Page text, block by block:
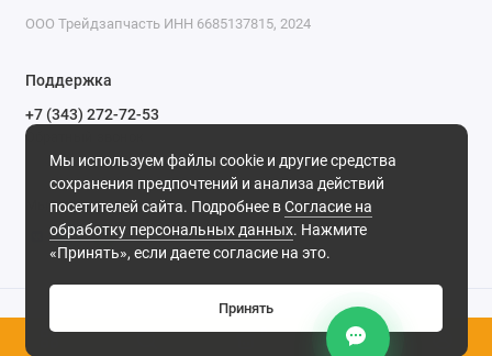
0
Мы используем файлы cookie и другие средства
сохранения предпочтений и анализа действий
посетителей сайта. Подробнее вСогласие на
обработку персональных данных. Нажмите
«Принять», если даете согласие на это.
Принять
ООО Трейдзапчасть ИНН 6685137815, 2024
Поддержка
+7 (343) 272-72-53
Обратный звонок
620030, г. Екатеринбург, ул. Карьерная, д. 14, оф. 14.
Мы в сети